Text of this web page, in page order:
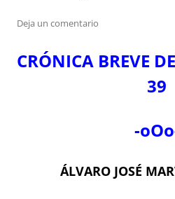
Deja un comentario
CRÓNICA BREVE
39
-
ÁLVARO JOSÉ